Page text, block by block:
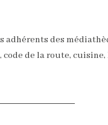
adhérents des
code de la route,